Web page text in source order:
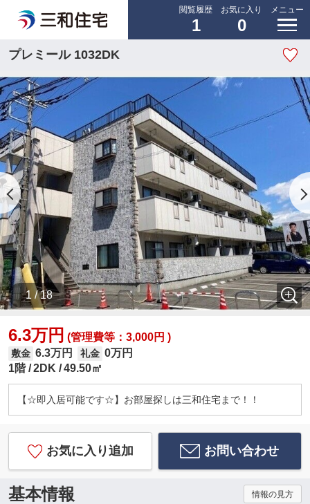
閲覧履歴
1
お気に入り
0
メニュー
プレミール 1032DK
1 / 18
6.3万円 (管理費等：3,000円 )
敷金 6.3万円 礼金 0万円
1階 2DK 49.50㎡
【☆即入居可能です☆】お部屋探しは三和住宅まで！！
お気に入り追加 お問い合わせ
基本情報 情報の見方